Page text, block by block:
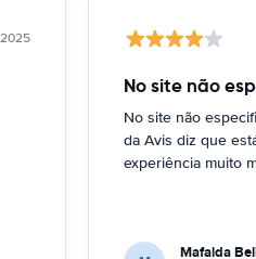
No site não
No site não
da Avis diz que
experiência muito
Mafalda